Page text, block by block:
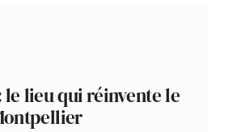
le lieu qui réinvente le